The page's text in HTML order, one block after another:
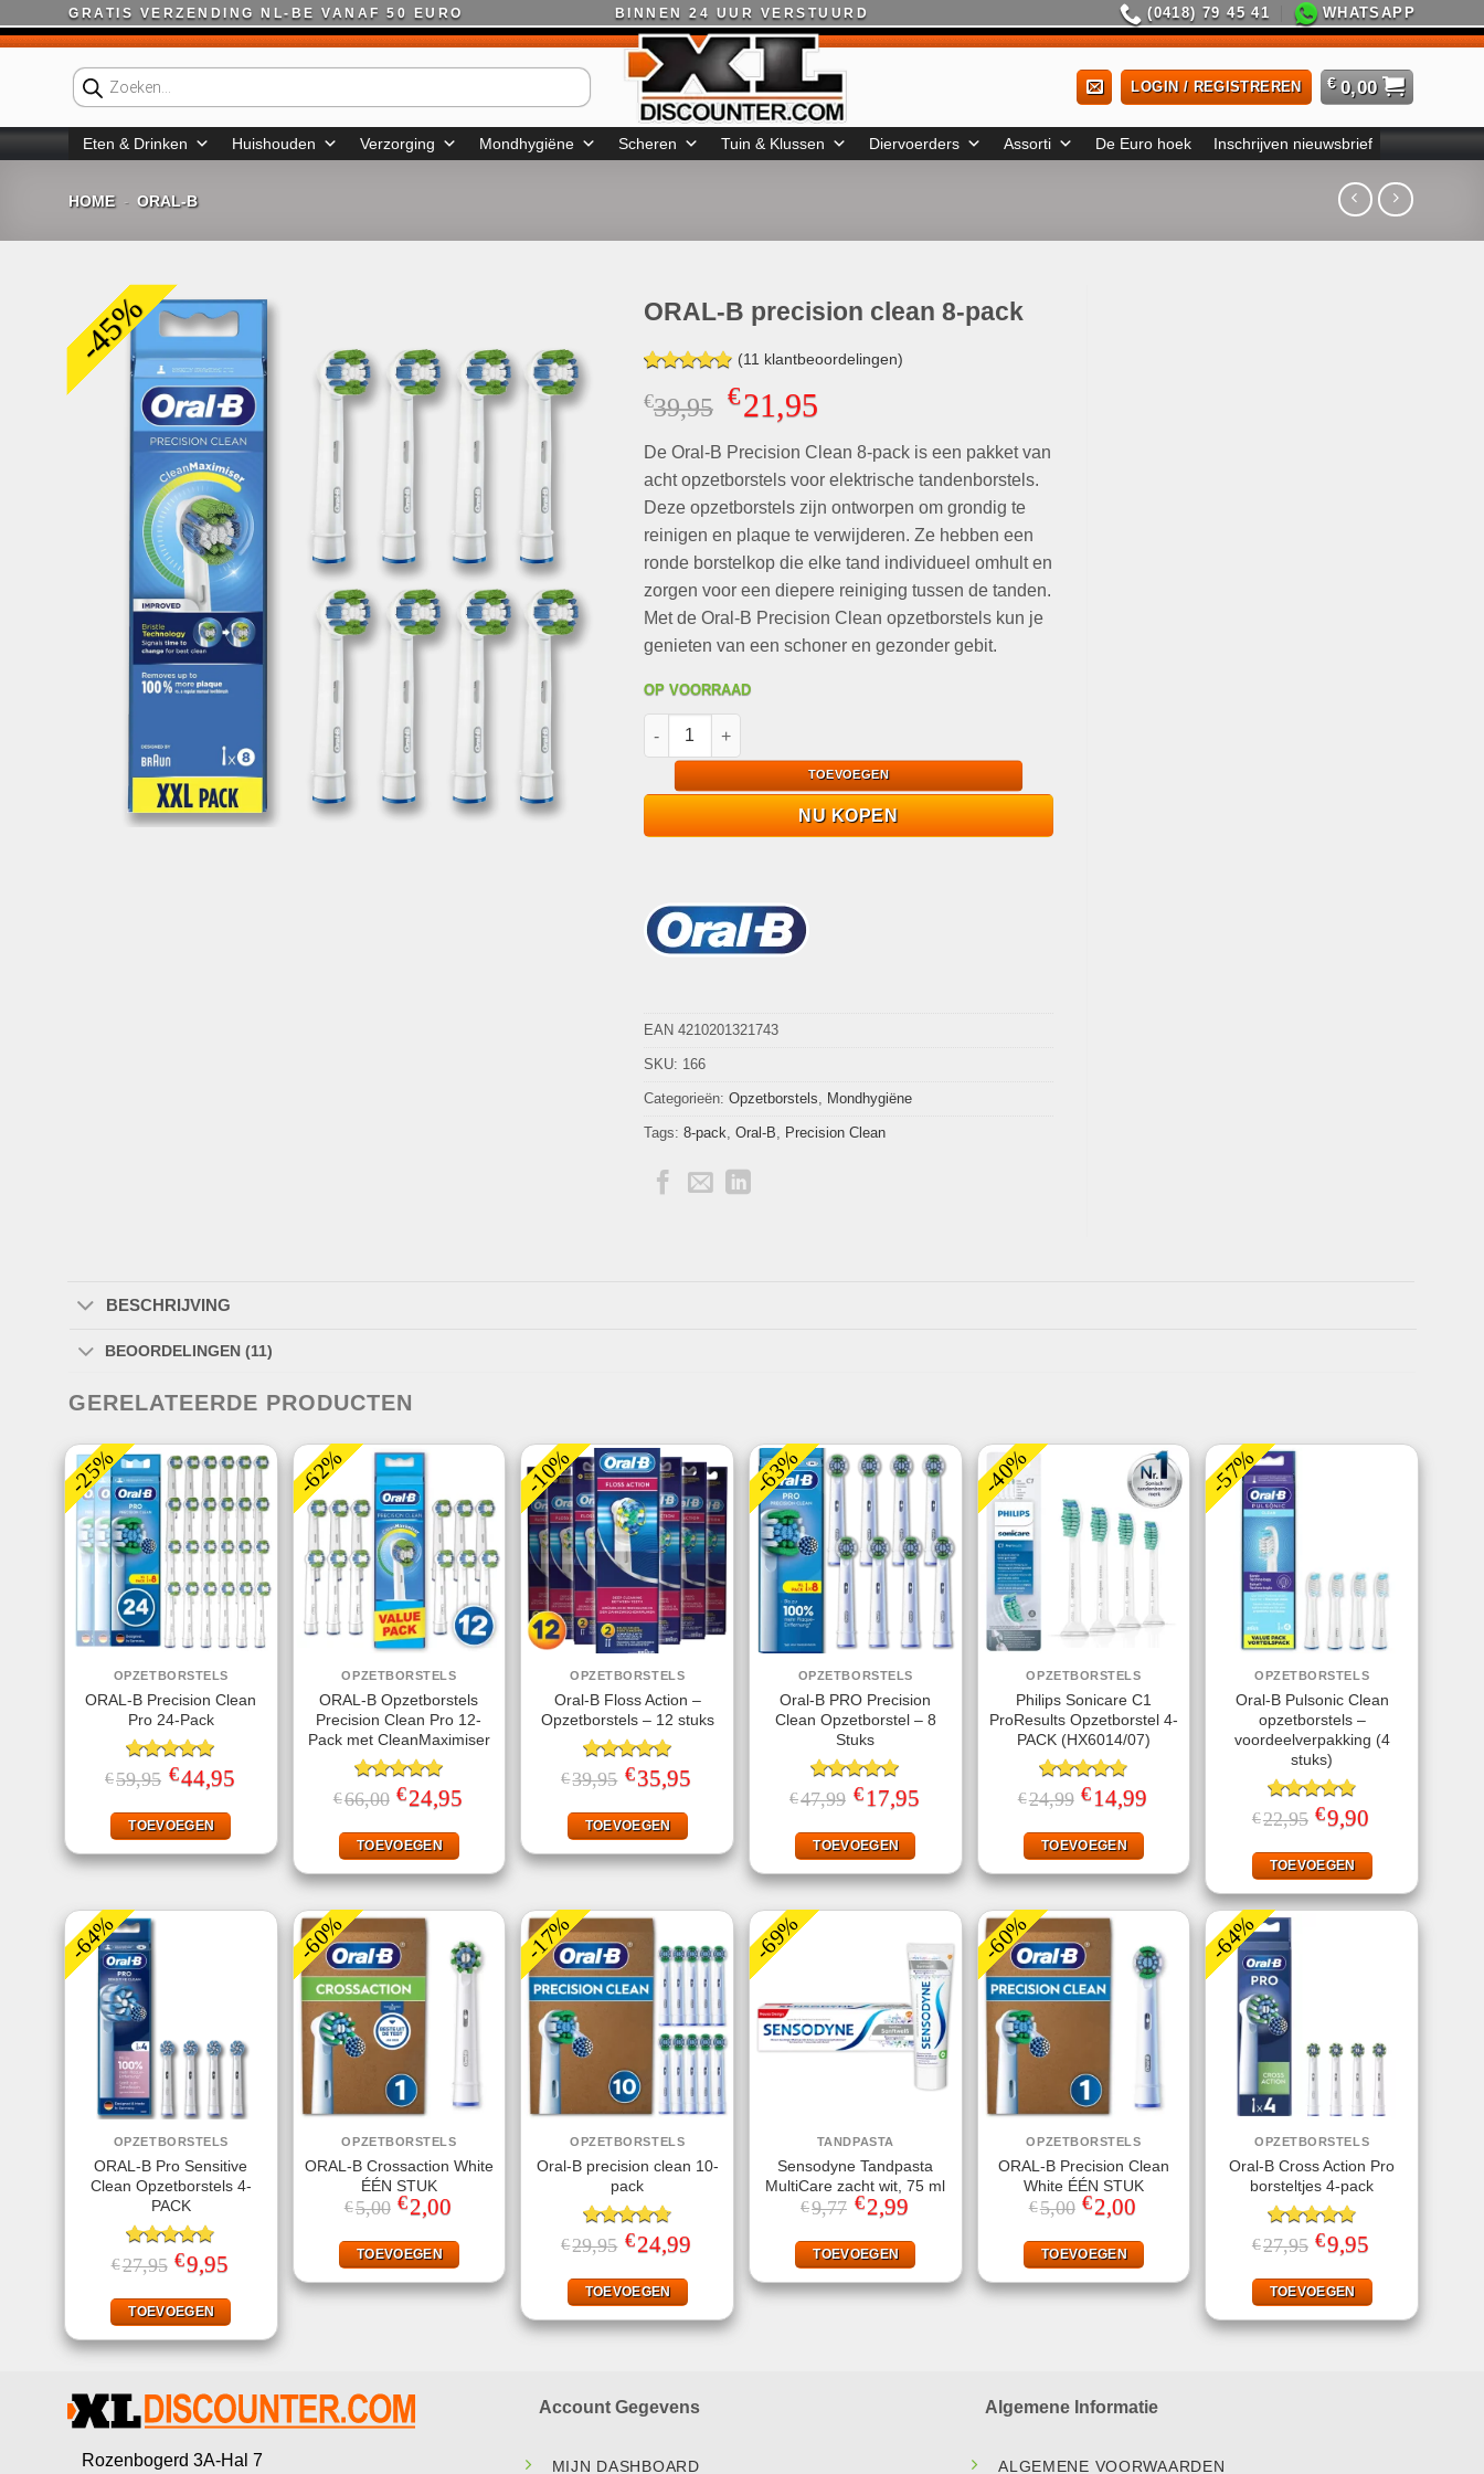
naar
GRATIS VERZENDING NL-BE VANAF 50 EURO BINNEN 24 UUR VERSTUURD (0418) 79 45 41 WHATSAPP
Producten
zoeken
LOGIN / REGISTREREN € 0,00
Eten & Drinken Huishouden Verzorging Mondhygiëne Scheren Tuin & Klussen Diervoerders Assorti De Euro hoek Inschrijven nieuwsbrief
HOME - ORAL-B
-45% ORAL-B precision clean 8-pack
Gewaardeerd
4.91op 5
gebaseerd
waarderingen
(11 klantbeoordelingen)
€39,95 Oorspronkelijke
was:
€39,95.
€21,95Huidige
is:
€21,95.
De Oral-B Precision Clean 8-pack is een pakket van
acht opzetborstels voor elektrische tandenborstels.
Deze opzetborstels zijn ontworpen om grondig te
reinigen en plaque te verwijderen. Ze hebben een
ronde borstelkop die elke tand individueel omhult en
zorgen voor een diepere reiniging tussen de tanden.
Met de Oral-B Precision Clean opzetborstels kun je
genieten van een schoner en gezonder gebit.
OP VOORRAAD
ORAL-B precision clean 8-pack aantal
TOEVOEGEN
NU KOPEN
EAN 4210201321743
SKU: 166
Categorieën: Opzetborstels Mondhygiëne
Tags: 8-pack Oral-B Precision Clean
BESCHRIJVING
BEOORDELINGEN (11)
GERELATEERDE PRODUCTEN
-25%
OPZETBORSTELS
ORAL-B Precision Clean
Pro 24-Pack
Gewaardeerd
5.00uit 5
€59,95 Oorspronkelijke
prijs
€59,95.
€44,95prijs
TOEVOEGEN
-62%
OPZETBORSTELS
ORAL-B Opzetborstels
Precision Clean Pro 12-
Pack met CleanMaximiser
Gewaardeerd
5.00uit 5
€66,00 Oorspronkelijke
prijs
€66,00.
€24,95
TOEVOEGEN
-10%
OPZETBORSTELS
Oral-B Floss Action –
Opzetborstels – 12 stuks
Gewaardeerd
5.00uit 5
€39,95 Oorspronkelijke
prijs
€39,95.
€35,95prijs
TOEVOEGEN
-63%
OPZETBORSTELS
Oral-B PRO Precision
Clean Opzetborstel – 8
Stuks
Gewaardeerd
5.00uit 5
€47,99 Oorspronkelijke
prijs
€47,99.
€ 17,95prijs
TOEVOEGEN
-40%
OPZETBORSTELS
Philips Sonicare C1
ProResults Opzetborstel 4-
PACK (HX6014/07)
Gewaardeerd
4.75uit 5
€24,99 Oorspronkelijke
prijs
€24,99.
€ 14,99
TOEVOEGEN
-57%
OPZETBORSTELS
Oral-B Pulsonic Clean
opzetborstels –
voordeelverpakking (4
stuks)
Gewaardeerd
4.87 uit 5
€22,95 Oorspronkelijke
prijs
€22,95.
€9,90
€9,90.
TOEVOEGEN
-64%
OPZETBORSTELS
ORAL-B Pro Sensitive
Clean Opzetborstels 4-
PACK
Gewaardeerd
4.75 uit 5
€27,95 Oorspronkelijke
prijs
€27,95.
€9,95
€9,95.
TOEVOEGEN
-60%
OPZETBORSTELS
ORAL-B Crossaction White
ÉÉN STUK
€5,00 Oorspronkelijke
prijs
€5,00.
€2,00
€2,00.
TOEVOEGEN
-17%
OPZETBORSTELS
Oral-B precision clean 10-
pack
Gewaardeerd
4.70uit 5
€29,95 Oorspronkelijke
prijs
€29,95.
€24,99Huidige
TOEVOEGEN
-69%
TANDPASTA
Sensodyne Tandpasta
MultiCare zacht wit, 75 ml
€9,77 Oorspronkelijke
prijs
€9,77.
€2,99Huidige
€2,99.
TOEVOEGEN
-60%
OPZETBORSTELS
ORAL-B Precision Clean
White ÉÉN STUK
€5,00 Oorspronkelijke
prijs
€5,00.
€2,00
€2,00.
TOEVOEGEN
-64%
OPZETBORSTELS
Oral-B Cross Action Pro
borsteltjes 4-pack
Gewaardeerd
4.75 uit 5
€27,95 Oorspronkelijke
prijs
€27,95.
€9,95
€9,95.
TOEVOEGEN
Rozenbogerd 3A-Hal 7
Account Gegevens
MIJN DASHBOARD
Algemene Informatie
ALGEMENE VOORWAARDEN